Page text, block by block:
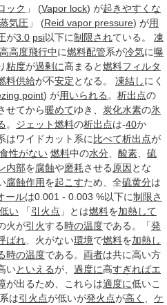
ック 」 (Vapor lock) が起きやすくな
蒸気圧 」 (Reid vapor pressure) が用
が3.0 psi以下に制限されている。 凍
高高度飛行中に燃料配管系が冷気に曝
粘度が過剰に高まると燃料フィルタ
料供給が不安定となる。 凍結しにく
point) が用いられる 。 析出点の
せてから暖めてゆき、 炭化水素の氷
。 ジェット燃料の析出点は-40か
はワイドカット系に 比べて析出点が
性がない 燃料中の水分 酸素
硫
内部を腐蝕や磨耗させる 原因 とな
腐蝕作用を起こすため、全硫黄分は
ールは0.001 - 0.003 %以下に制限さ
い 「引火点 」とは燃料を加熱して
火が引火する時の温度である。「発
ばれ 、火がない環境で燃料を加熱し
時の温度である。 両者は共に高い方
いといえるが、 過度に高すぎればエ
が出るため、これらは適度に低いこ
は引火点が低いが発火点が高く
ケ